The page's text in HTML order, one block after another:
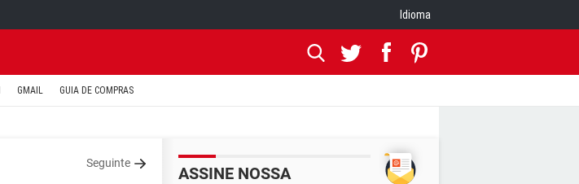
Idioma
GMAIL GUIA DE COMPRAS
Seguinte
ASSINE NOSSA